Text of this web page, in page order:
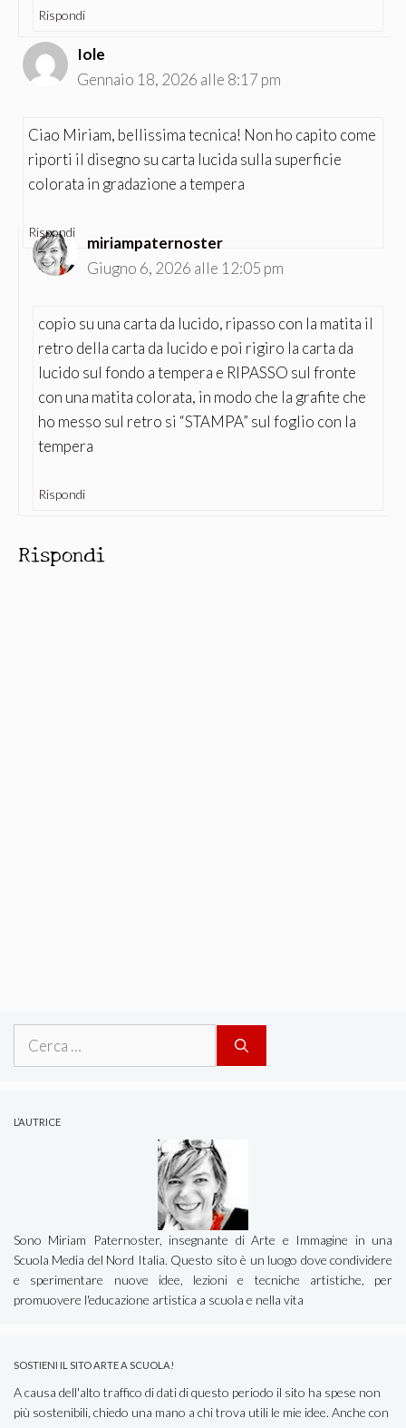
Rispondi
Iole
Gennaio 18, 2026 alle 8:17 pm
Ciao Miriam, bellissima tecnica! Non ho capito come
riporti il disegno su carta lucida sulla superficie
colorata in gradazione a tempera
Rispondi
miriampaternoster
Giugno 6, 2026 alle 12:05 pm
copio su una carta da lucido, ripasso con la matita il
retro della carta da lucido e poi rigiro la carta da
lucido sul fondo a tempera e RIPASSO sul fronte
con una matita colorata, in modo che la grafite che
ho messo sul retro si “STAMPA” sul foglio con la
tempera
Rispondi
Rispondi
per:
L’AUTRICE
Sono Miriam Paternoster, insegnante di Arte e Immagine in una
Scuola Media del Nord Italia. Questo sito è un luogo dove condividere
e sperimentare nuove idee, lezioni e tecniche artistiche, per
promuovere l'educazione artistica a scuola e nella vita
SOSTIENI IL SITO ARTE A SCUOLA!
A causa dell'alto traffico di dati di questo periodo il sito ha spese non
più sostenibili, chiedo una mano a chi trova utili le mie idee. Anche con